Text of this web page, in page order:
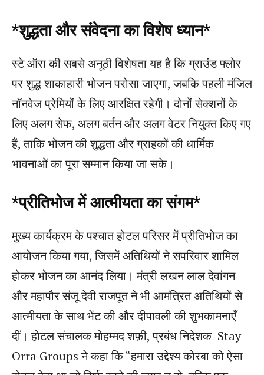
*शुद्धता और संवेदना का विशेष ध्यान*
स्टे ऑरा की सबसे अनूठी विशेषता यह है कि ग्राउंड फ्लोर
पर शुद्ध शाकाहारी भोजन परोसा जाएगा, जबकि पहली मंजिल
नॉनवेज प्रेमियों के लिए आरक्षित रहेगी। दोनों सेक्शनों के
लिए अलग सेफ, अलग बर्तन और अलग वेटर नियुक्त किए गए
हैं, ताकि भोजन की शुद्धता और ग्राहकों की धार्मिक
भावनाओं का पूरा सम्मान किया जा सके।
*प्रीतिभोज में आत्मीयता का संगम*
मुख्य कार्यक्रम के पश्चात होटल परिसर में प्रीतिभोज का
आयोजन किया गया, जिसमें अतिथियों ने सपरिवार शामिल
होकर भोजन का आनंद लिया। मंत्री लखन लाल देवांगन
और महापौर संजू देवी राजपूत ने भी आमंत्रित अतिथियों से
आत्मीयता के साथ भेंट की और दीपावली की शुभकामनाएँ
दीं। होटल संचालक मोहम्मद शफ़ी, प्रबंध निदेशक Stay
Orra Groups ने कहा कि “हमारा उद्देश्य कोरबा को ऐसा